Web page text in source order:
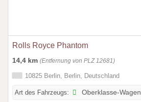
Rolls Royce Phantom
14,4 km (Entfernung von PLZ 12681)
10825 Berlin, Berlin, Deutschland
Art des Fahrzeugs: Oberklasse-Wagen